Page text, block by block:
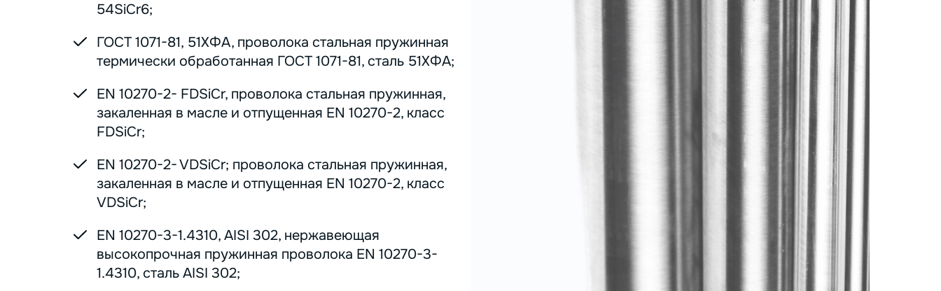
54SiCr6;
ГОСТ 1071-81, 51ХФА, проволока стальная пружинная
термически обработанная ГОСТ 1071-81, сталь 51ХФА;
EN 10270-2- FDSiCr, проволока стальная пружинная,
закаленная в масле и отпущенная EN 10270-2, класс
FDSiCr;
EN 10270-2- VDSiCr; проволока стальная пружинная,
закаленная в масле и отпущенная EN 10270-2, класс
VDSiCr;
EN 10270-3-1.4310, AISI 302, нержавеющая
высокопрочная пружинная проволока EN 10270-3-
1.4310, сталь AISI 302;